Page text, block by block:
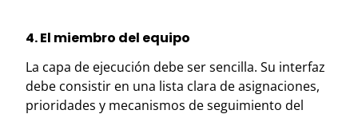
4. El miembro del equipo
La capa de ejecución debe ser sencilla. Su interfaz
debe consistir en una lista clara de asignaciones,
prioridades y mecanismos de seguimiento del